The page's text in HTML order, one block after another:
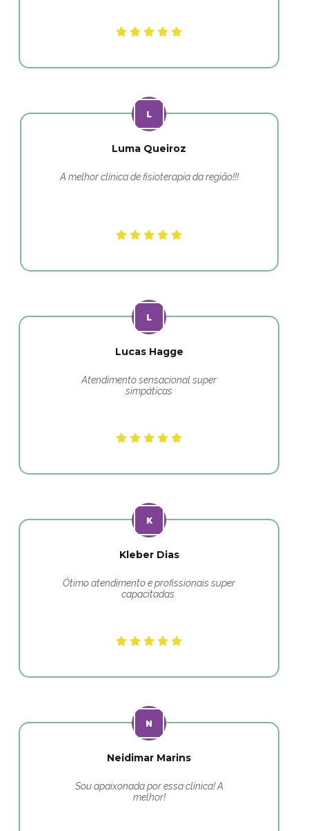
Luma Queiroz
A melhor clínica de fisioterapia da região!!!
Lucas Hagge
Atendimento sensacional super
simpáticas
Kleber Dias
Ótimo atendimento e profissionais super
capacitadas.
Neidimar Marins
Sou apaixonada por essa clínica! A
melhor!